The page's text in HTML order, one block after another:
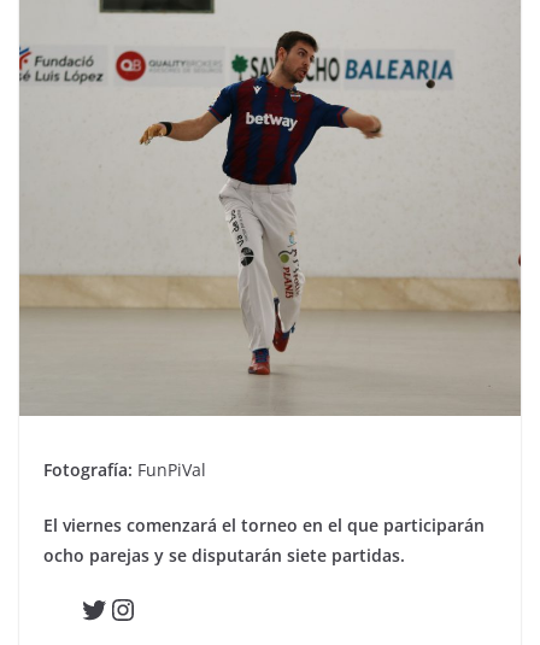
Fotografía: FunPiVal
El viernes comenzará el torneo en el que participarán
ocho parejas y se disputarán siete partidas.
Twitter
Instagram